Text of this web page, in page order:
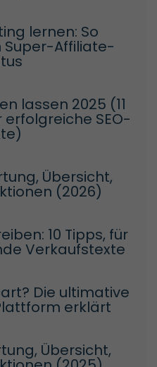
lernen: So
Super-Affiliate-
lassen 2025 (11
SEO-
Übersicht,
(2026)
10 Tipps, für
Verkaufstexte
Die ultimative
erklärt
Übersicht,